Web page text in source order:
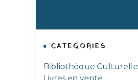
CATEGORIES
Bibliothèque Culturelle